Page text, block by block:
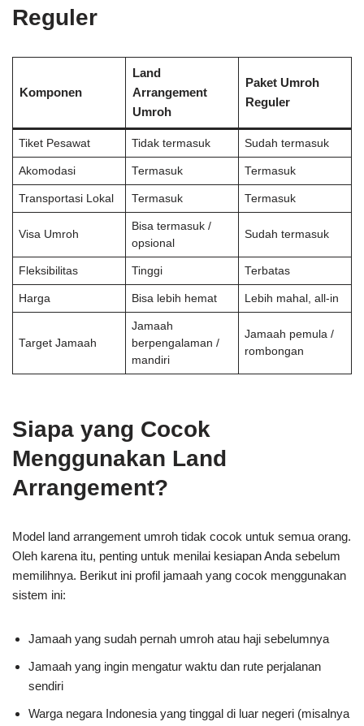
Reguler
Komponen
Land
Arrangement
Umroh
Paket Umroh
Reguler
Tiket Pesawat Tidak termasuk Sudah termasuk
Akomodasi Termasuk Termasuk
Transportasi Lokal Termasuk Termasuk
Visa Umroh
Bisa termasuk /
opsional
Sudah termasuk
Fleksibilitas Tinggi Terbatas
Harga Bisa lebih hemat Lebih mahal, all-in
Target Jamaah
Jamaah
berpengalaman /
mandiri
Jamaah pemula /
rombongan
Siapa yang Cocok
Menggunakan Land
Arrangement?
Model land arrangement umroh tidak cocok untuk semua orang.
Oleh karena itu, penting untuk menilai kesiapan Anda sebelum
memilihnya. Berikut ini profil jamaah yang cocok menggunakan
sistem ini:
Jamaah yang sudah pernah umroh atau haji sebelumnya
Jamaah yang ingin mengatur waktu dan rute perjalanan
sendiri
Warga negara Indonesia yang tinggal di luar negeri (misalnya